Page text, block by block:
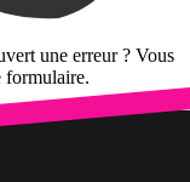
une erreur ? Vous
formulaire.